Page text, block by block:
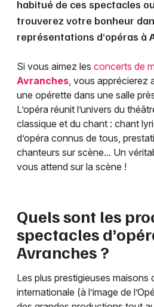
habitué de ces spectacles
trouverez votre bonheur
représentations d’opéras à
Si vous aimez les concerts de
Avranches, vous apprécierez
une opérette dans une salle
L’opéra réunit l’univers du
classique et du chant : chant
d’opéra connus de tous,
chanteurs sur scène... Un
vous attend sur la scène !
Quels sont les
spectacles
Avranches ?
Les plus prestigieuses maisons
internationale (à l’image de